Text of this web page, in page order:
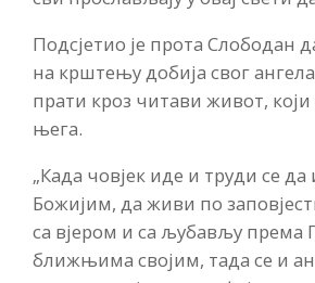
Подсјетио је прота Слободан
на крштењу добија свог
прати кроз читави живот,
њега.
„Када човјек иде и труди се
Божијим, да живи по
са вјером и са љубављу према
ближњима својим, тада се и